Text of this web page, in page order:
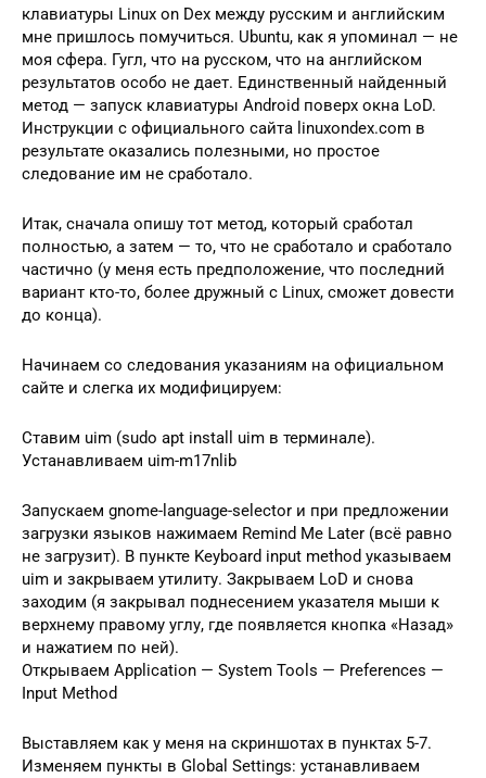
клавиатуры Linux on Dex между русским и английским
мне пришлось помучиться. Ubuntu, как я упоминал — не
моя сфера. Гугл, что на русском, что на английском
результатов особо не дает. Единственный найденный
метод — запуск клавиатуры Android поверх окна LoD.
Инструкции с официального сайта linuxondex.com в
результате оказались полезными, но простое
следование им не сработало.
Итак, сначала опишу тот метод, который сработал
полностью, а затем — то, что не сработало и сработало
частично (у меня есть предположение, что последний
вариант кто-то, более дружный с Linux, сможет довести
до конца).
Начинаем со следования указаниям на официальном
сайте и слегка их модифицируем:
Ставим uim (sudo apt install uim в терминале).
Устанавливаем uim-m17nlib
Запускаем gnome-language-selector и при предложении
загрузки языков нажимаем Remind Me Later (всё равно
не загрузит). В пункте Keyboard input method указываем
uim и закрываем утилиту. Закрываем LoD и снова
заходим (я закрывал поднесением указателя мыши к
верхнему правому углу, где появляется кнопка «Назад»
и нажатием по ней).
Открываем Application — System Tools — Preferences —
Input Method
Выставляем как у меня на скриншотах в пунктах 5-7.
Изменяем пункты в Global Settings: устанавливаем